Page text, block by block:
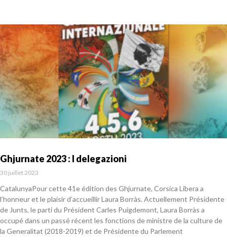
Ghjurnate 2023 : I delegazioni
30 juillet 2023
CatalunyaPour cette 41e édition des Ghjurnate, Corsica Libera a
l’honneur et le plaisir d’accueillir Laura Borràs. Actuellement Présidente
de Junts, le parti du Président Carles Puigdemont, Laura Borràs a
occupé dans un passé récent les fonctions de ministre de la culture de
la Generalitat (2018-2019) et de Présidente du Parlement